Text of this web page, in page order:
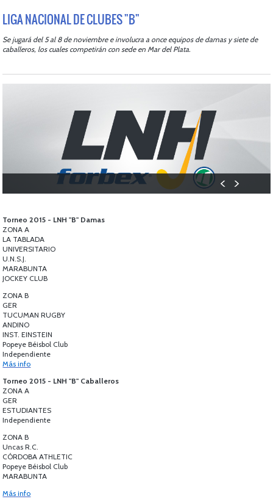
LIGA NACIONAL DE CLUBES "B"
Se jugará del 5 al 8 de noviembre e involucra a once equipos de damas y siete de
caballeros, los cuales competirán con sede en Mar del Plata.
Torneo 2015 - LNH "B" Damas
ZONA A
LA TABLADA
UNIVERSITARIO
U.N.S.J.
MARABUNTA
JOCKEY CLUB
ZONA B
GER
TUCUMAN RUGBY
ANDINO
INST. EINSTEIN
Popeye Béisbol Club
Independiente
Más info
Torneo 2015 - LNH "B" Caballeros
ZONA A
GER
ESTUDIANTES
Independiente
ZONA B
Uncas R.C.
CÓRDOBA ATHLETIC
Popeye Béisbol Club
MARABUNTA
Más info